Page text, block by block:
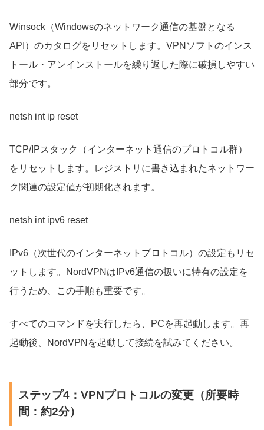
Winsock（Windowsのネットワーク通信の基盤となる
API）のカタログをリセットします。VPNソフトのインス
トール・アンインストールを繰り返した際に破損しやすい
部分です。
netsh int ip reset
TCP/IPスタック（インターネット通信のプロトコル群）
をリセットします。レジストリに書き込まれたネットワー
ク関連の設定値が初期化されます。
netsh int ipv6 reset
IPv6（次世代のインターネットプロトコル）の設定もリセ
ットします。NordVPNはIPv6通信の扱いに特有の設定を
行うため、この手順も重要です。
すべてのコマンドを実行したら、PCを再起動します。再
起動後、NordVPNを起動して接続を試みてください。
ステップ4：VPNプロトコルの変更（所要時
間：約2分）